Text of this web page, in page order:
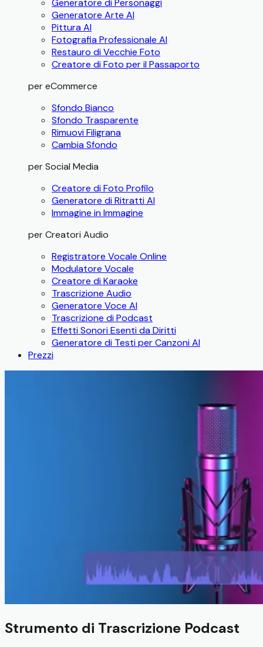
Generatore di Personaggi
Generatore Arte AI
Pittura AI
Fotografia Professionale AI
Restauro di Vecchie Foto
Creatore di Foto per il Passaporto
per eCommerce
Sfondo Bianco
Sfondo Trasparente
Rimuovi Filigrana
Cambia Sfondo
per Social Media
Creatore di Foto Profilo
Generatore di Ritratti AI
Immagine in Immagine
per Creatori Audio
Registratore Vocale Online
Modulatore Vocale
Creatore di Karaoke
Trascrizione Audio
Generatore Voce AI
Trascrizione di Podcast
Effetti Sonori Esenti da Diritti
Generatore di Testi per Canzoni AI
Prezzi
Strumento di Trascrizione Podcast